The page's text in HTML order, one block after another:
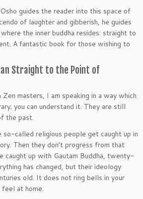
guides the reader into this space of
of laughter and gibberish, he guides
the inner buddha resides: straight to
A fantastic book for those wishing to
Straight to the Point of
masters, I am speaking in a way which
you can understand it. They are still
the past.
called religious people get caught up in
Then they don’t progress from that
caught up with Gautam Buddha, twenty-
has changed, but their ideology
old. It does not ring bells in your
feel at home.